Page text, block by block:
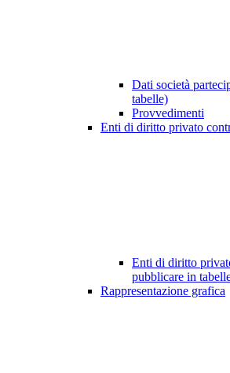
Dati società
tabelle)
Provvedimenti
Enti di diritto privato
Enti di diritto
pubblicare in
Rappresentazione grafica